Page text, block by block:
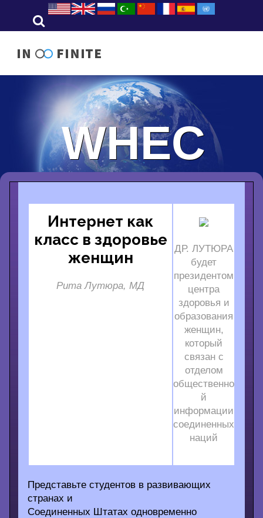
WHEC
Интернет как
класс в здоровье
женщин
Рита Лутюра, МД
ДР. ЛУТЮРА
будет
президентом
центра
здоровья и
образования
женщин,
который
связан с
отделом
общественно
й
информации
соединенных
наций
Представьте студентов в развивающих
странах и
Соединенных Штатах одновременно